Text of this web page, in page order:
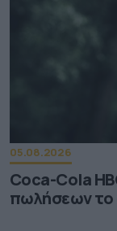
05.08.2026
Coca-Cola
πωλήσεων το